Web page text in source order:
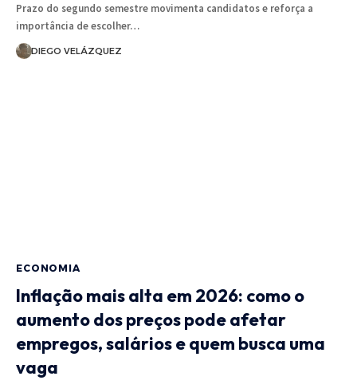
Prazo do segundo semestre movimenta candidatos e reforça a
importância de escolher…
DIEGO VELÁZQUEZ
ECONOMIA
Inflação mais alta em 2026: como o
aumento dos preços pode afetar
empregos, salários e quem busca uma
vaga